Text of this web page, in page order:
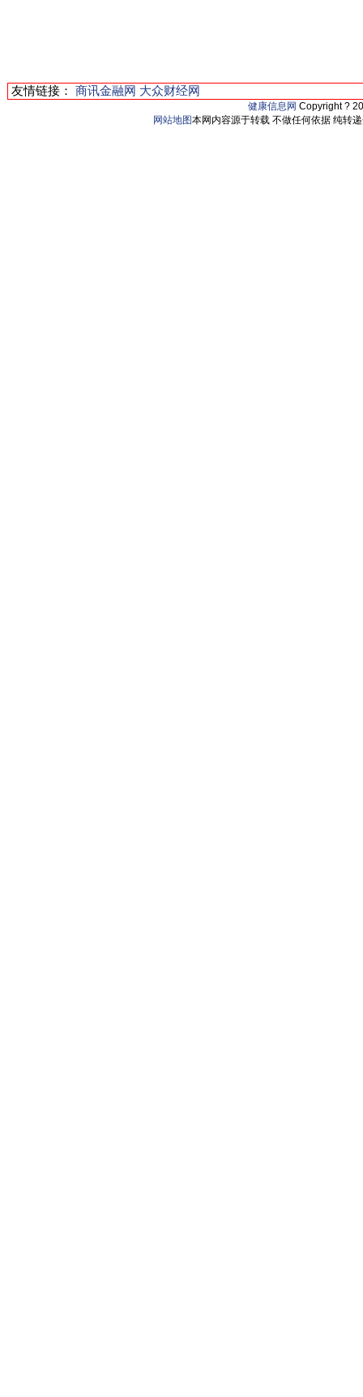
友情链接： 商讯金融网 大众财经网
健康信息网 Copyright ?
网站地图本网内容源于转载 不做任何依据 纯转